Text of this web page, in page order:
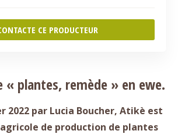
CE PRODUCTEUR
plantes, remède » en ewe.
2022 par Lucia Boucher, Atikè est
de production de plantes